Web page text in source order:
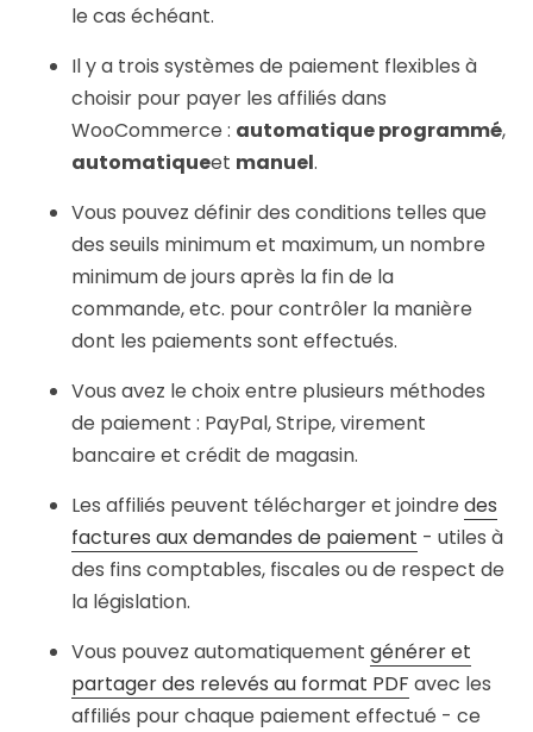
le cas échéant.
Il y a trois systèmes de paiement flexibles à
choisir pour payer les affiliés dans
WooCommerce : automatique programmé,
automatiqueet manuel.
Vous pouvez définir des conditions telles que
des seuils minimum et maximum, un nombre
minimum de jours après la fin de la
commande, etc. pour contrôler la manière
dont les paiements sont effectués.
Vous avez le choix entre plusieurs méthodes
de paiement : PayPal, Stripe, virement
bancaire et crédit de magasin.
Les affiliés peuvent télécharger et joindre des
factures aux demandes de paiement - utiles à
des fins comptables, fiscales ou de respect de
la législation.
Vous pouvez automatiquement générer et
partager des relevés au format PDF avec les
affiliés pour chaque paiement effectué - ce